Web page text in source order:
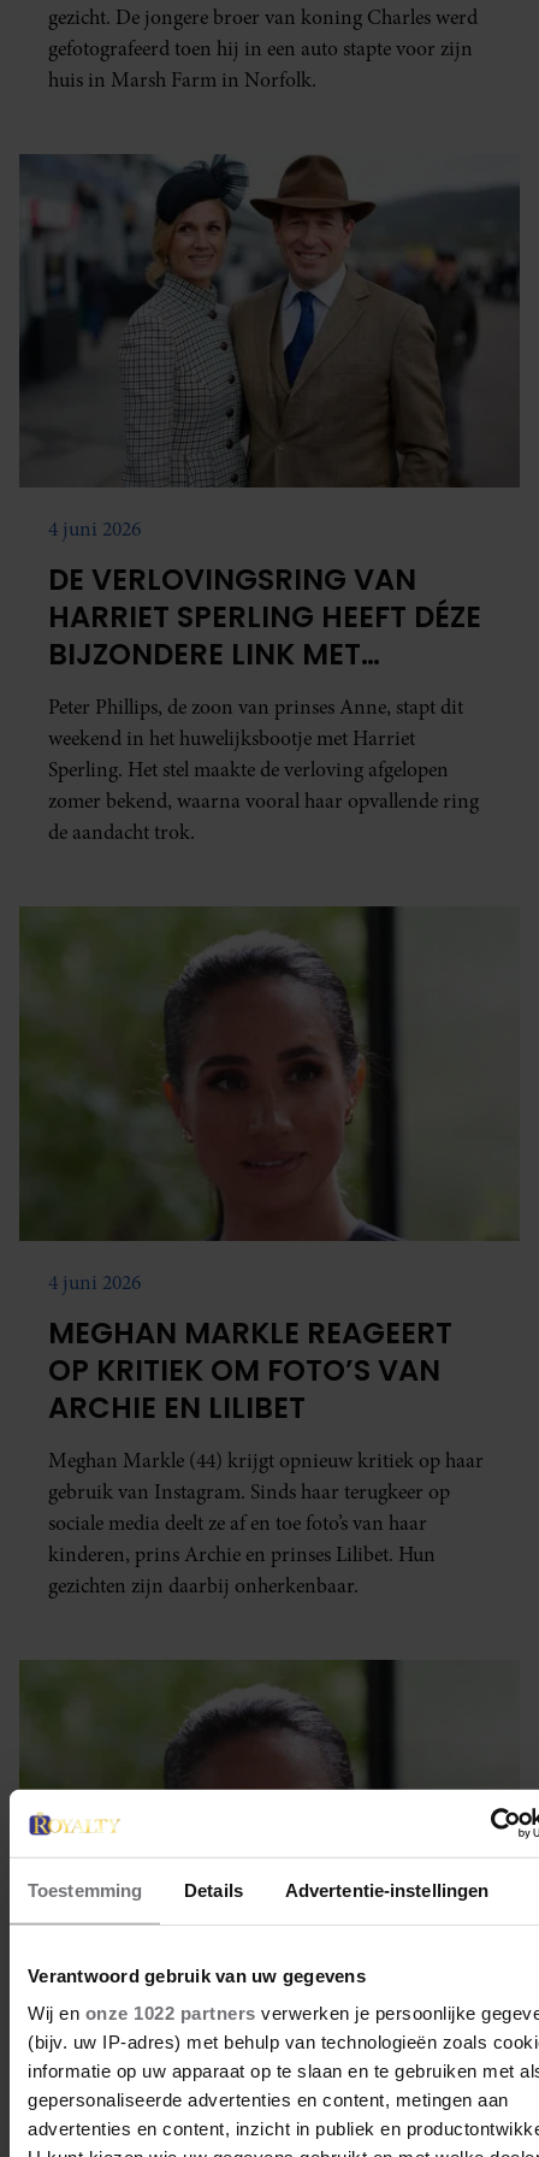
Toestemming Details Advertentie-instellingen
Verantwoord gebruik van uw gegevens
Wij en onze 1022 partners verwerken je persoonlijke
(bijv. uw IP-adres) met behulp van technologieën zoals
informatie op uw apparaat op te slaan en te gebruiken met
gepersonaliseerde advertenties en content, metingen aan
advertenties en content, inzicht in publiek en
gezicht. De jongere broer van koning Charles werd
gefotografeerd toen hij in een auto stapte voor zijn
huis in Marsh Farm in Norfolk.
4 juni 2026
DE VERLOVINGSRING VAN
HARRIET SPERLING HEEFT DÉZE
BIJZONDERE LINK MET
KONINGIN ELIZABETH II
Peter Phillips, de zoon van prinses Anne, stapt dit
weekend in het huwelijksbootje met Harriet
Sperling. Het stel maakte de verloving afgelopen
zomer bekend, waarna vooral haar opvallende ring
de aandacht trok.
4 juni 2026
MEGHAN MARKLE REAGEERT
OP KRITIEK OM FOTO’S VAN
ARCHIE EN LILIBET
Meghan Markle (44) krijgt opnieuw kritiek op haar
gebruik van Instagram. Sinds haar terugkeer op
sociale media deelt ze af en toe foto’s van haar
kinderen, prins Archie en prinses Lilibet. Hun
gezichten zijn daarbij onherkenbaar.
4 juni 2026
MEGHAN MARKLE VIERT LILI’S
VIJFDE VERJAARDAG MET EEN